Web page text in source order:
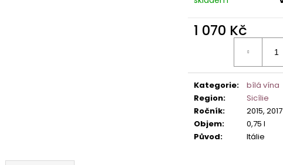
1 070 Kč
Kategorie:
bílá vína
Region:
Sicílie
Ročník:
2015, 2017
Objem:
0,75 l
Původ: Itálie